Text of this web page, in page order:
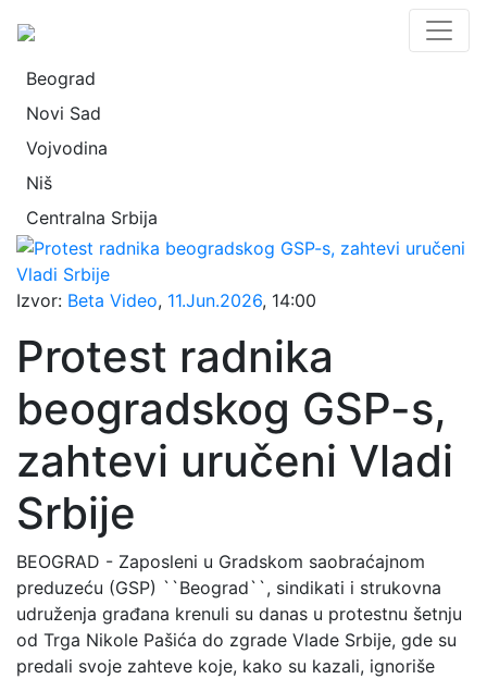
Beograd
Novi Sad
Vojvodina
Niš
Centralna Srbija
Izvor: Beta Video, 11.Jun.2026, 14:00
Protest radnika
beogradskog GSP-s,
zahtevi uručeni Vladi
Srbije
BEOGRAD - Zaposleni u Gradskom saobraćajnom
preduzeću (GSP) ``Beograd``, sindikati i strukovna
udruženja građana krenuli su danas u protestnu šetnju
od Trga Nikole Pašića do zgrade Vlade Srbije, gde su
predali svoje zahteve koje, kako su kazali, ignoriše